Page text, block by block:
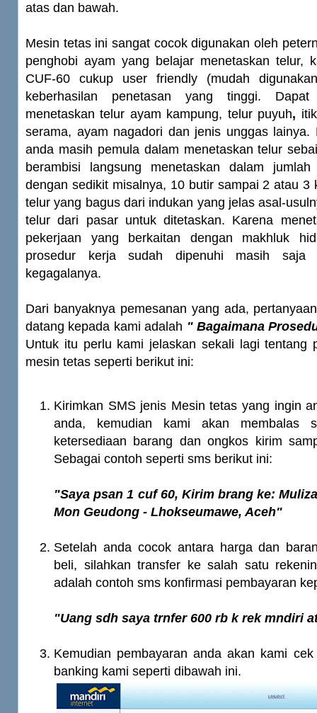
atas dan bawah.
Mesin tetas ini sangat cocok digunakan oleh
penghobi ayam yang belajar menetaskan telur,
CUF-60 cukup user friendly (mudah
keberhasilan penetasan yang tinggi.
menetaskan telur ayam kampung, telur puyuh,
serama, ayam nagadori dan jenis unggas lainya.
anda masih pemula dalam menetaskan telur
berambisi langsung menetaskan dalam
dengan sedikit misalnya, 10 butir sampai 2 atau 3
telur yang bagus dari indukan yang jelas asal-
telur dari pasar untuk ditetaskan. Karena
pekerjaan yang berkaitan dengan makhluk
prosedur kerja sudah dipenuhi masih saja
kegagalanya.
Dari banyaknya pemesanan yang ada,
datang kepada kami adalah " Bagaimana
Untuk itu perlu kami jelaskan sekali lagi tentang
mesin tetas seperti berikut ini:
Kirimkan SMS jenis Mesin tetas yang ingin
anda, kemudian kami akan membalas
ketersediaan barang dan ongkos kirim
Sebagai contoh seperti sms berikut ini:
"Saya psan 1 cuf 60, Kirim brang ke:
Mon Geudong - Lhokseumawe, Aceh"
Setelah anda cocok antara harga dan
beli, silahkan transfer ke salah satu
adalah contoh sms konfirmasi pembayaran
"Uang sdh saya trnfer 600 rb k rek mndiri
Kemudian pembayaran anda akan kami
banking kami seperti dibawah ini.